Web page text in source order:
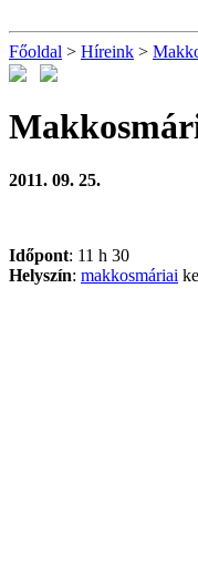
Főoldal > Híreink >
2011. 09. 25.
Időpont: 11 h 30
Helyszín: makkosmáriai